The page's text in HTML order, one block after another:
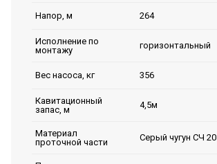
Напор, м 264
Исполнение по
монтажу
горизонтальный
Вес насоса, кг 356
Кавитационный
запас, м
4,5м
Материал
проточной части
Серый чугун СЧ 20